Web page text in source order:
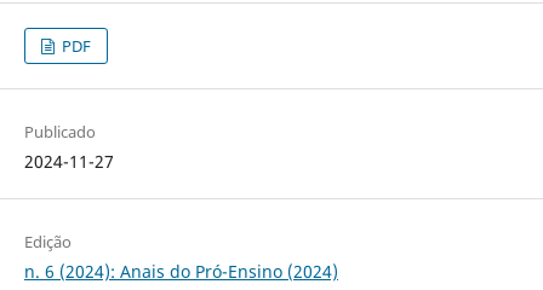
PDF
Publicado
2024-11-27
Edição
n. 6 (2024): Anais do Pró-Ensino (2024)